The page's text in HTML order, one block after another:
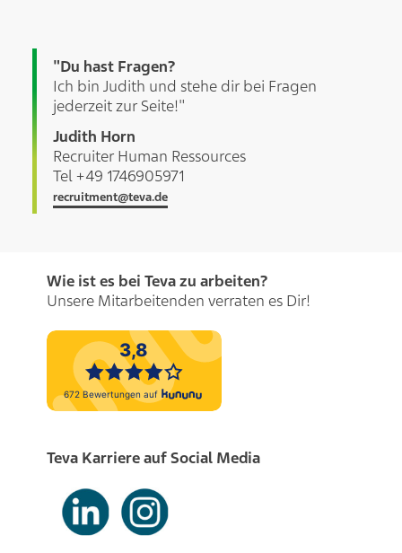
"Du hast Fragen?
Ich bin Judith und stehe dir bei Fragen
jederzeit zur Seite!"
Judith Horn
Recruiter Human Ressources
Tel +49 1746905971
recruitment@teva.de
Wie ist es bei Teva zu arbeiten?
Unsere Mitarbeitenden verraten es Dir!
Teva Karriere auf Social Media